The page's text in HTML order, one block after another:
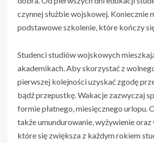
czynnej służbie wojskowej. Koniecznie
podstawowe szkolenie, które kończy
Studenci studiów wojskowych
akademikach. Aby skorzystać z
pierwszej kolejności uzyskać zgodę
bądź przepustkę. Wakacje zazwyczaj
formie płatnego, miesięcznego urlopu.
także umundurowanie, wyżywienie oraz
które się zwiększa z każdym rokiem